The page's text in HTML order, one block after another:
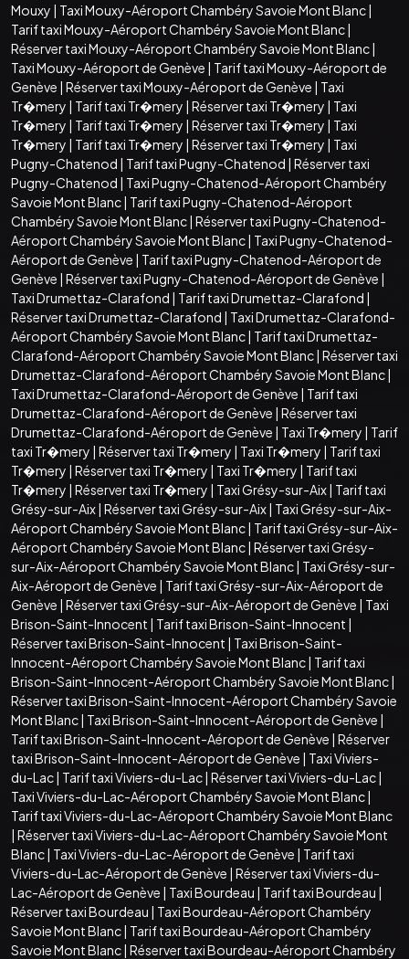
Mouxy | Taxi Mouxy-Aéroport Chambéry Savoie Mont Blanc|
Tarif taxi Mouxy-Aéroport Chambéry Savoie Mont Blanc|
Réserver taxi Mouxy-Aéroport Chambéry Savoie Mont Blanc|
Taxi Mouxy-Aéroport de Genève | Tarif taxi Mouxy-Aéroport de
Genève | Réserver taxi Mouxy-Aéroport de Genève | Taxi
Tr�mery | Tarif taxi Tr�mery | Réserver taxi Tr�mery | Taxi
Tr�mery | Tarif taxi Tr�mery | Réserver taxi Tr�mery | Taxi
Tr�mery | Tarif taxi Tr�mery | Réserver taxi Tr�mery | Taxi
Pugny-Chatenod | Tarif taxi Pugny-Chatenod | Réserver taxi
Pugny-Chatenod | Taxi Pugny-Chatenod-Aéroport Chambéry
Savoie Mont Blanc| Tarif taxi Pugny-Chatenod-Aéroport
Chambéry Savoie Mont Blanc| Réserver taxi Pugny-Chatenod-
Aéroport Chambéry Savoie Mont Blanc| Taxi Pugny-Chatenod-
Aéroport de Genève | Tarif taxi Pugny-Chatenod-Aéroport de
Genève | Réserver taxi Pugny-Chatenod-Aéroport de Genève |
Taxi Drumettaz-Clarafond | Tarif taxi Drumettaz-Clarafond |
Réserver taxi Drumettaz-Clarafond | Taxi Drumettaz-Clarafond-
Aéroport Chambéry Savoie Mont Blanc| Tarif taxi Drumettaz-
Clarafond-Aéroport Chambéry Savoie Mont Blanc| Réserver taxi
Drumettaz-Clarafond-Aéroport Chambéry Savoie Mont Blanc|
Taxi Drumettaz-Clarafond-Aéroport de Genève | Tarif taxi
Drumettaz-Clarafond-Aéroport de Genève | Réserver taxi
Drumettaz-Clarafond-Aéroport de Genève | Taxi Tr�mery | Tarif
taxi Tr�mery | Réserver taxi Tr�mery | Taxi Tr�mery | Tarif taxi
Tr�mery | Réserver taxi Tr�mery | Taxi Tr�mery | Tarif taxi
Tr�mery | Réserver taxi Tr�mery | Taxi Grésy-sur-Aix| Tarif taxi
Grésy-sur-Aix| Réserver taxi Grésy-sur-Aix| Taxi Grésy-sur-Aix-
Aéroport Chambéry Savoie Mont Blanc| Tarif taxi Grésy-sur-Aix-
Aéroport Chambéry Savoie Mont Blanc| Réserver taxi Grésy-
sur-Aix-Aéroport Chambéry Savoie Mont Blanc| Taxi Grésy-sur-
Aix-Aéroport de Genève | Tarif taxi Grésy-sur-Aix-Aéroport de
Genève | Réserver taxi Grésy-sur-Aix-Aéroport de Genève | Taxi
Brison-Saint-Innocent | Tarif taxi Brison-Saint-Innocent |
Réserver taxi Brison-Saint-Innocent | Taxi Brison-Saint-
Innocent-Aéroport Chambéry Savoie Mont Blanc| Tarif taxi
Brison-Saint-Innocent-Aéroport Chambéry Savoie Mont Blanc|
Réserver taxi Brison-Saint-Innocent-Aéroport Chambéry Savoie
Mont Blanc| Taxi Brison-Saint-Innocent-Aéroport de Genève |
Tarif taxi Brison-Saint-Innocent-Aéroport de Genève | Réserver
taxi Brison-Saint-Innocent-Aéroport de Genève | Taxi Viviers-
du-Lac| Tarif taxi Viviers-du-Lac| Réserver taxi Viviers-du-Lac|
Taxi Viviers-du-Lac-Aéroport Chambéry Savoie Mont Blanc|
Tarif taxi Viviers-du-Lac-Aéroport Chambéry Savoie Mont Blanc
| Réserver taxi Viviers-du-Lac-Aéroport Chambéry Savoie Mont
Blanc| Taxi Viviers-du-Lac-Aéroport de Genève | Tarif taxi
Viviers-du-Lac-Aéroport de Genève | Réserver taxi Viviers-du-
Lac-Aéroport de Genève | Taxi Bourdeau | Tarif taxi Bourdeau |
Réserver taxi Bourdeau | Taxi Bourdeau-Aéroport Chambéry
Savoie Mont Blanc| Tarif taxi Bourdeau-Aéroport Chambéry
Savoie Mont Blanc| Réserver taxi Bourdeau-Aéroport Chambéry